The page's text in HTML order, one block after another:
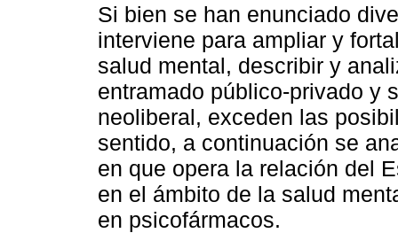
Si bien se han enunciado
interviene para ampliar y
salud mental, describir y
entramado público-privado y
neoliberal, exceden las
sentido, a continuación se
en que opera la relación del
en el ámbito de la salud
en psicofármacos.